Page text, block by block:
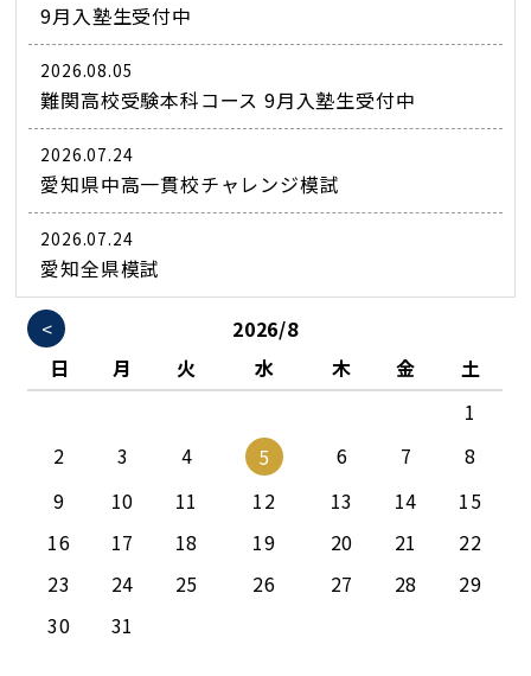
9月入塾生受付中
2026.08.05
難関高校受験本科コース 9月入塾生受付中
2026.07.24
愛知県中高一貫校チャレンジ模試
2026.07.24
愛知全県模試
<
2026/8
日
月 火 水 木 金
土
1
2
3 4 5 6 7
8
9
10 11 12 13 14
15
16
17 18 19 20 21
22
23
24 25 26 27 28
29
30
31